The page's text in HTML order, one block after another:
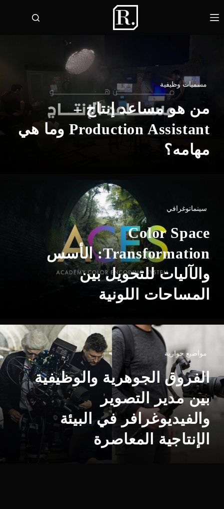
إلى
المحتوى
مسميات وظيفية
من هو مساعد إنتاج –
Production Assistant وما هي
مهامه؟
سينماتوغرافي
Color Space
Transformation: الأسس
والآليات للتحويل بين
المساحات اللونية
مواضيع حوارية
الفروق الجوهرية والوظيفية
بين مدير التصوير
والفيديوغرافر في البيئة
الإنتاجية المعاصرة